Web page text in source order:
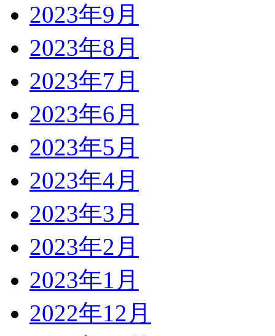
2023年9月
2023年8月
2023年7月
2023年6月
2023年5月
2023年4月
2023年3月
2023年2月
2023年1月
2022年12月